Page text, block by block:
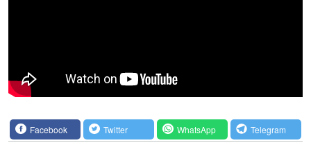
Facebook Twitter WhatsApp Telegram